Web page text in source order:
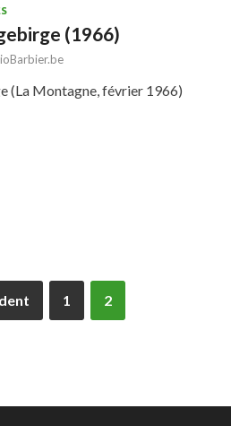
(1966)
(La Montagne, février 1966)
1 2